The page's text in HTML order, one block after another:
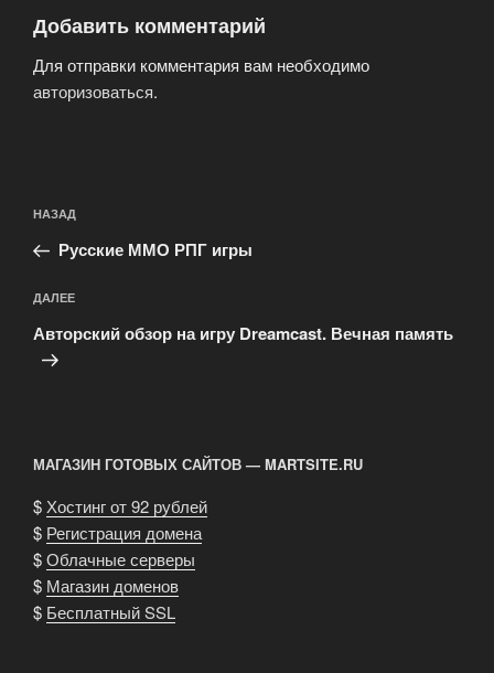
Добавить комментарий
Для отправки комментария вам необходимо
авторизоваться.
по
записям
Предыдущая
запись:
НАЗАД
Русские ММО РПГ игры
Следующая
запись
ДАЛЕЕ
Авторский обзор на игру Dreamcast. Вечная память
МАГАЗИН ГОТОВЫХ САЙТОВ — MARTSITE.RU
$Хостинг от 92 рублей
$ Регистрация домена
$Облачные серверы
$ Магазин доменов
$ Бесплатный SSL